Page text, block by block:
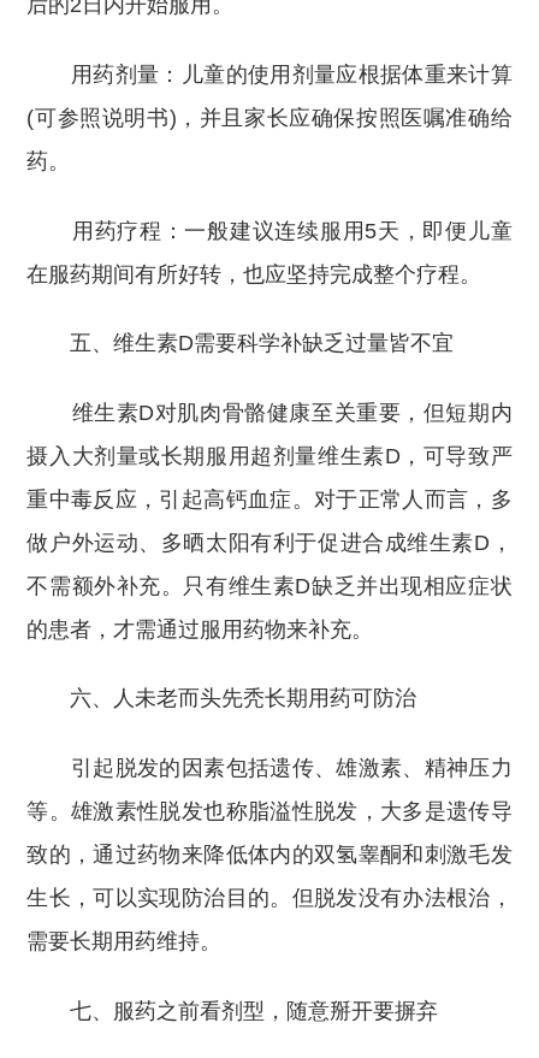
后的2日内开始服用。
用药剂量：儿童的使用剂量应根据体重来计算
(可参照说明书)，并且家长应确保按照医嘱准确给
药。
用药疗程：一般建议连续服用5天，即便儿童
在服药期间有所好转，也应坚持完成整个疗程。
五、维生素D需要科学补缺乏过量皆不宜
维生素D对肌肉骨骼健康至关重要，但短期内
摄入大剂量或长期服用超剂量维生素D，可导致严
重中毒反应，引起高钙血症。对于正常人而言，多
做户外运动、多晒太阳有利于促进合成维生素D，
不需额外补充。只有维生素D缺乏并出现相应症状
的患者，才需通过服用药物来补充。
六、人未老而头先秃长期用药可防治
引起脱发的因素包括遗传、雄激素、精神压力
等。雄激素性脱发也称脂溢性脱发，大多是遗传导
致的，通过药物来降低体内的双氢睾酮和刺激毛发
生长，可以实现防治目的。但脱发没有办法根治，
需要长期用药维持。
七、服药之前看剂型，随意掰开要摒弃